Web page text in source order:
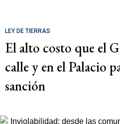
LEY DE TIERRAS
El alto costo que el
calle y en el Palacio
sanción